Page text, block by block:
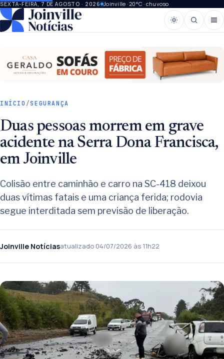
SEXTA-FEIRA, 7 DE AGOSTO · 2026 Joinville · 20°C · chuvoso
INÍCIO /SEGURANÇA
Duas pessoas morrem em grave
acidente na Serra Dona Francisca,
em Joinville
Colisão entre caminhão e carro na SC-418 deixou
duas vítimas fatais e uma criança ferida; rodovia
segue interditada sem previsão de liberação.
Joinville Notíciasatualizado 04/07/2026 às 11h22